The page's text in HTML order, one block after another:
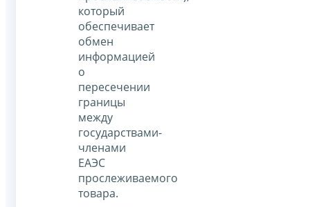
который
обеспечивает
обмен
информацией
о
пересечении
границы
между
государствами-
членами
ЕАЭС
прослеживаемого
товара.